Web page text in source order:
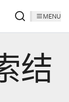
MENU
结